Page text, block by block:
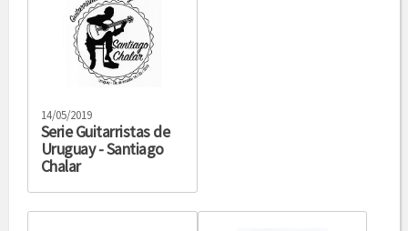
14/05/2019
Serie Guitarristas de
Uruguay - Santiago
Chalar